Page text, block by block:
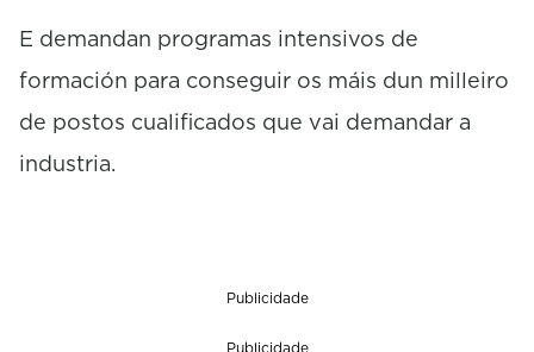
E demandan programas intensivos de
formación para conseguir os máis dun milleiro
de postos cualificados que vai demandar a
industria.
Publicidade
Publicidade